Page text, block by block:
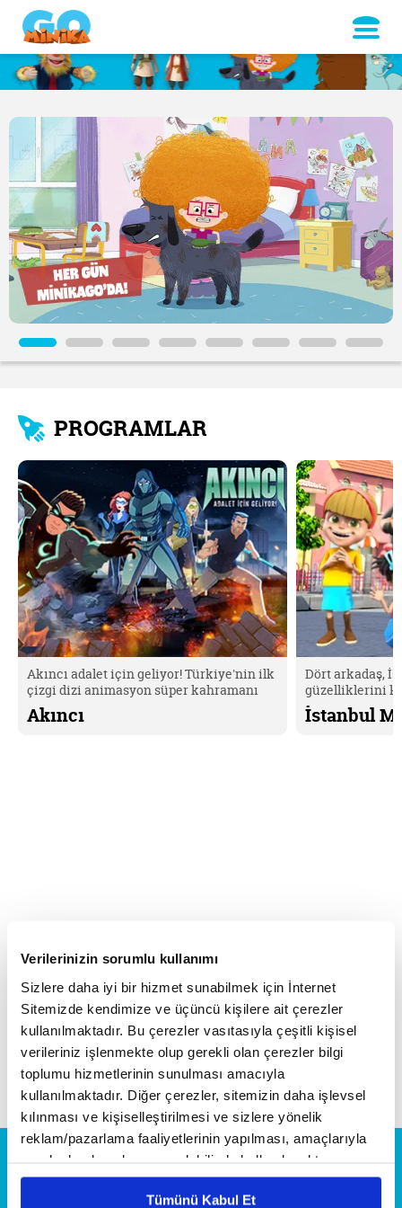
Verilerinizin sorumlu kullanımı
Sizlere daha iyi bir hizmet sunabilmek için İnternet
Sitemizde kendimize ve üçüncü kişilere ait çerezler
kullanılmaktadır. Bu çerezler vasıtasıyla çeşitli kişisel
verileriniz işlenmekte olup gerekli olan çerezler bilgi
toplumu hizmetlerinin sunulması amacıyla
kullanılmaktadır. Diğer çerezler, sitemizin daha işlevsel
kılınması ve kişiselleştirilmesi ve sizlere yönelik
reklam/pazarlama faaliyetlerinin yapılması, amaçlarıyla
sınırlı olarak açık rızanız dahilinde kullanılacaktır.
Çerezlere ilişkin tercihlerinizi çerez paneli vasıtasıyla
belirleyebilirsiniz. Çerezlere ilişkin detaylı bilgi için
Tümünü Kabul Et
PROGRAMLAR
Akıncı adalet için geliyor! Türkiye'nin ilk
çizgi dizi animasyon süper kahramanı
Akıncı'yı keşfetmek için hemen tıkla. 😎
Akıncı
Dört arkadaş,
güzelliklerini
Kahramanların
🤗
İstanbul
TÜM PROGRAMLAR